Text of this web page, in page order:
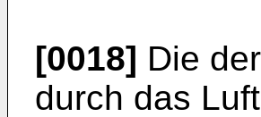
[0018] Die
durch das